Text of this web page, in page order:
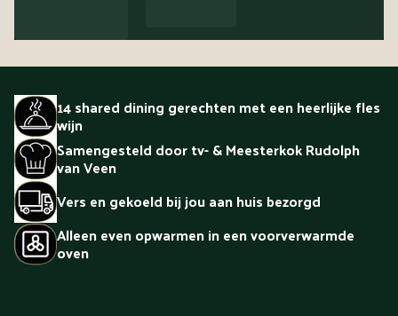
14 shared dining gerechten met een heerlijke fles
wijn
Samengesteld door tv- & Meesterkok Rudolph
van Veen
Vers en gekoeld bij jou aan huis bezorgd
Alleen even opwarmen in een voorverwarmde
oven